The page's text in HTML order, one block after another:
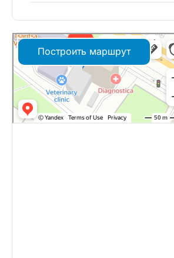
Построить маршрут